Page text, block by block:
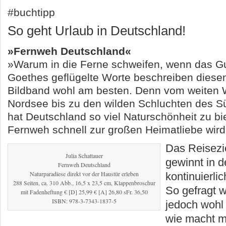
#buchtipp
So geht Urlaub in Deutschland!
»Fernweh Deutschland«
»Warum in die Ferne schweifen, wenn das
Goethes geflügelte Worte beschreiben
Bildband wohl am besten. Denn vom weiten
Nordsee bis zu den wilden Schluchten des
hat Deutschland so viel Naturschönheit zu
Fernweh schnell zur großen Heimatliebe
Julia Schattauer
Fernweh Deutschland
Naturparadiese direkt vor der Haustür erleben
288 Seiten, ca. 310 Abb., 16,5 x 23,5 cm, Klappenbroschur
mit Fadenheftung € [D] 25,99 € [A] 26,80 sFr. 36,50
ISBN: 978-3-7343-1837-5
Das
gewinnt in
So gefragt
jedoch
wie macht